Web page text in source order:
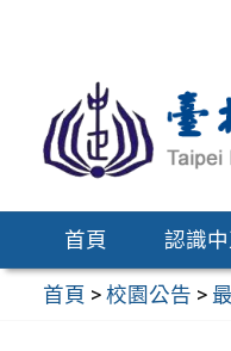
區
首頁 認識
首頁 >校園公告 >